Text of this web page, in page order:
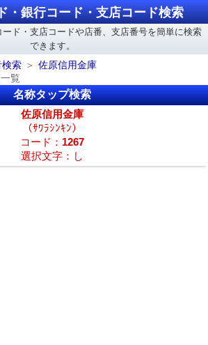
・銀行コード・支店コード検索
ド・支店コードや店番、支店番号を簡単に検索
できます。
検索
佐原信用金庫
覧
名称タップ検索
佐原信用金庫
（ｻﾜﾗｼﾝｷﾝ）
コード： 1267
選択文字：し